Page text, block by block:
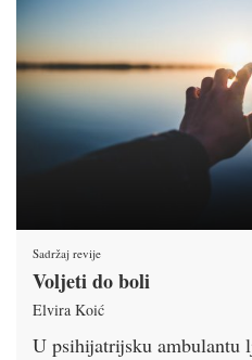
Sadržaj revije
Voljeti do boli
Elvira Koić
U psihijatrijsku ambulantu